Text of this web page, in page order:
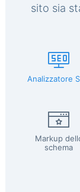
sito sia
Analizzatore
Markup
schema